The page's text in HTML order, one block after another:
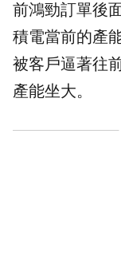
前鴻勁訂單後
積電當前的產
被客戶逼著往
產能坐大。